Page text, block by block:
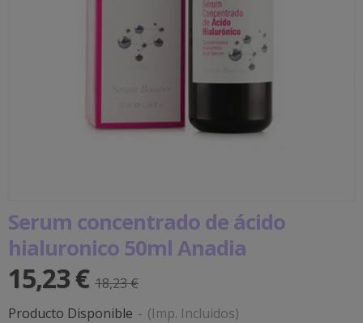
Serum concentrado de ácido
hialuronico 50ml Anadia
15,23 € 18,23 €
Producto Disponible - (Imp. Incluidos)